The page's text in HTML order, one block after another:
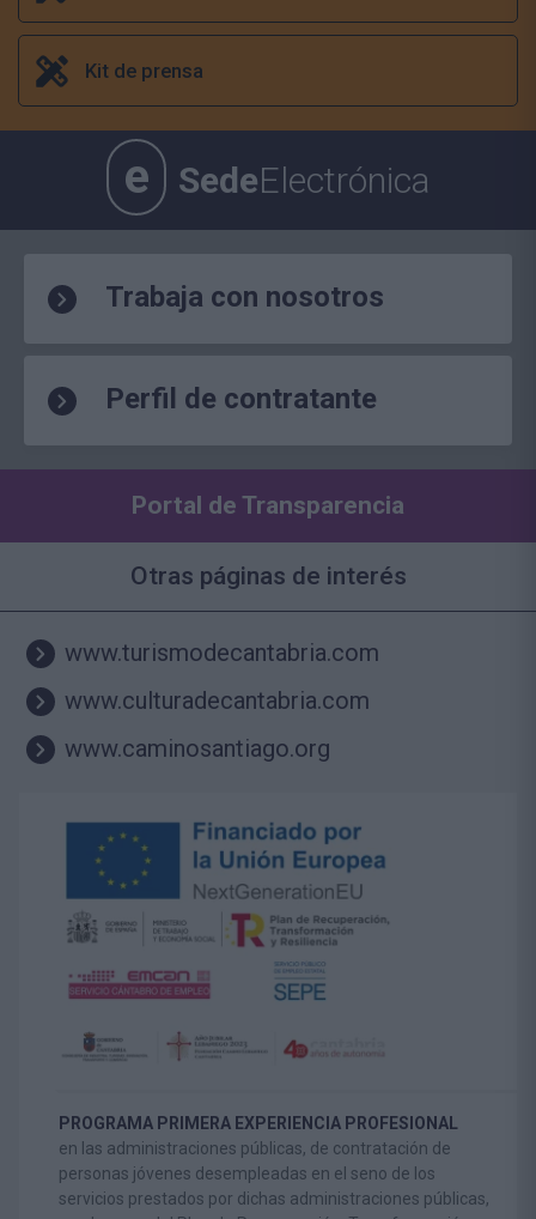
Kit de prensa
e SedeElectrónica
Trabaja con nosotros
Perfil de contratante
Portal de Transparencia
Otras páginas de interés
www.turismodecantabria.com
www.culturadecantabria.com
www.caminosantiago.org
PROGRAMA PRIMERA EXPERIENCIA PROFESIONAL
en las administraciones públicas, de contratación de
personas jóvenes desempleadas en el seno de los
servicios prestados por dichas administraciones públicas,